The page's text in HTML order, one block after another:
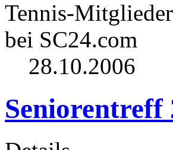
28.10.2006
Seniorentreff